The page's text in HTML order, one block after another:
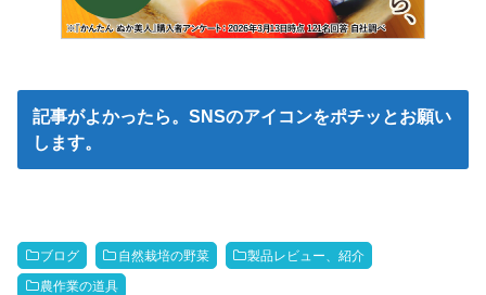
記事がよかったら。SNSのアイコンをポチッとお願い
します。
ブログ 自然栽培の野菜 製品レビュー、紹介
農作業の道具